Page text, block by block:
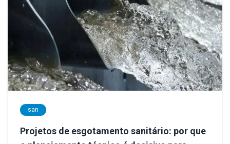
san
Projetos de esgotamento sanitário: por que